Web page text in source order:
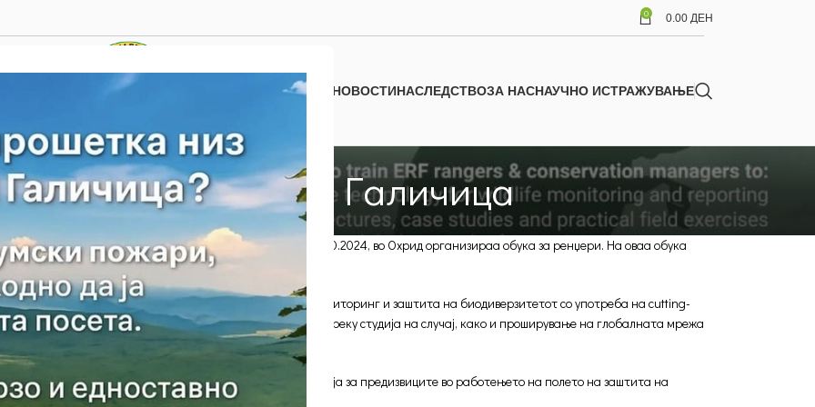
0 0.00 ДЕН
НОВОСТИНАСЛЕДСТВОЗА НАСНАУЧНО ИСТРАЖУВАЊЕ
НОВОСТИ
за ренџери во НП Галичица
On 01/10/2024
and Reporting Tool) во периодот од 30.09 до 04.10.2024, во Охрид организираа обука за ренџери. На оваа обука
за ренџери и управувачи со заштитени подрачја за мониторинг и заштита на биодиверзитетот со употреба на cutting-
служба за заштита на природа, практични вежби преку студија на случај, како и проширување на глобалната мрежа
за вредностите на паркот, по која се отвори дискусија за предизвиците во работењето на полето на заштита на